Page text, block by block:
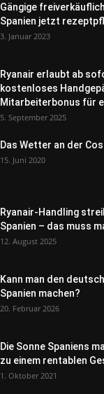
Gängige
Spanien jetzt
3. Januar 2023
Ryanair erlaubt ab
kostenloses
Mitarbeiterbonus für
5. September 2025
Das Wetter an der
15. Juni 2020
Ryanair-Handling
Spanien – das muss
12. August 2025
Kann man den
Spanien machen?
20. Februar 2026
Die Sonne Spaniens
zu einem rentablen
1. Oktober 2021